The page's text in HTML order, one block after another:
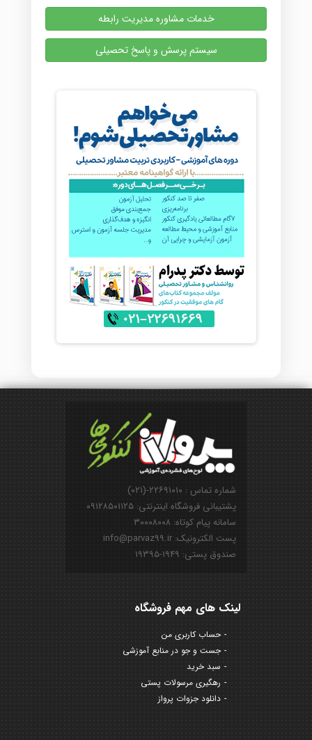
خدمات مشاوره مدیریت رابطه
سیستم پرسش و پاسخ تحصیلی
شماره تماس : ۲۲۶۹۱۰۱۰-(۰۲۱)
پشتیبانی فروشگاه اینترنتی: ۰۹۱۲۸۵۰۱۱۲۵
سامانه پیام کوتاه: ۳۰۰۰۸۰۰۸
پست الکترونیک: info@parvaz99.ir
صندوق پستی: ۱۹۴۹-۱۹۳۹۵
لینک های مهم فروشگاه
حساب کاربری من
جست و جو در منابع آموزشی
سبد خرید
رهگیری مرسولات پستی
دانلود جزوات پرواز